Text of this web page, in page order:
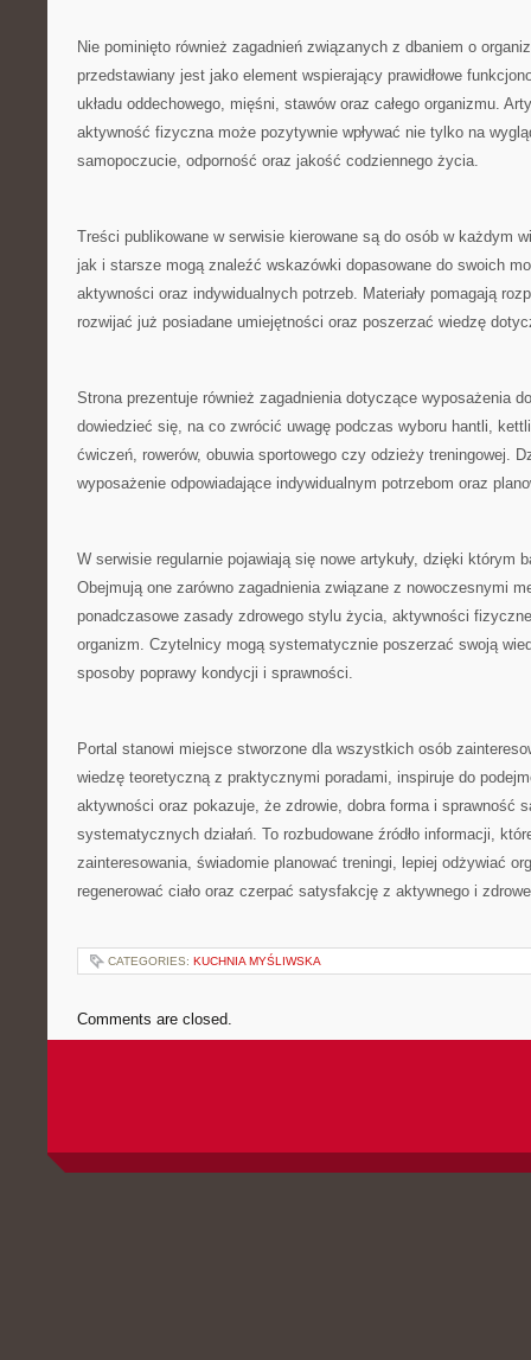
Nie pominięto również zagadnień związanych z dbaniem o
przedstawiany jest jako element wspierający prawidłowe
układu oddechowego, mięśni, stawów oraz całego organizmu.
aktywność fizyczna może pozytywnie wpływać nie tylko na
samopoczucie, odporność oraz jakość codziennego życia.
Treści publikowane w serwisie kierowane są do osób w każdym
jak i starsze mogą znaleźć wskazówki dopasowane do swoich
aktywności oraz indywidualnych potrzeb. Materiały pomagają
rozwijać już posiadane umiejętności oraz poszerzać wiedzę
Strona prezentuje również zagadnienia dotyczące wyposażenia
dowiedzieć się, na co zwrócić uwagę podczas wyboru hantli,
ćwiczeń, rowerów, obuwia sportowego czy odzieży treningowej.
wyposażenie odpowiadające indywidualnym potrzebom oraz
W serwisie regularnie pojawiają się nowe artykuły, dzięki którym
Obejmują one zarówno zagadnienia związane z nowoczesnymi
ponadczasowe zasady zdrowego stylu życia, aktywności
organizm. Czytelnicy mogą systematycznie poszerzać swoją
sposoby poprawy kondycji i sprawności.
Portal stanowi miejsce stworzone dla wszystkich osób
wiedzę teoretyczną z praktycznymi poradami, inspiruje do
aktywności oraz pokazuje, że zdrowie, dobra forma i sprawność
systematycznych działań. To rozbudowane źródło informacji,
zainteresowania, świadomie planować treningi, lepiej odżywiać
regenerować ciało oraz czerpać satysfakcję z aktywnego i
CATEGORIES: KUCHNIA MYŚLIWSKA
Comments are closed.